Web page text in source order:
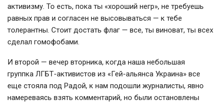
активизму. То есть, пока ты «хороший негр», не требуешь
равных прав и согласен не высовываться — к тебе
толерантны. Стоит достать флаг — все, ты виноват, ты всех
сделал гомофобами.
И второй — вечер вторника, когда наша небольшая
группка ЛГБТ-активистов из «Гей-альянса Украина» все
еще стояла под Радой, к нам подошли журналисты, явно
намереваясь взять комментарий, но были остановлены